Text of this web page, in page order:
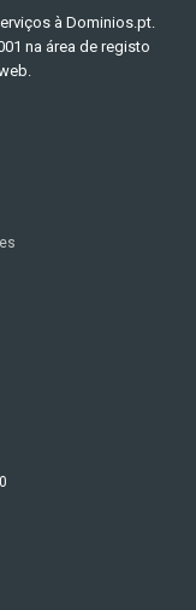
à Dominios.pt.
na área de registo